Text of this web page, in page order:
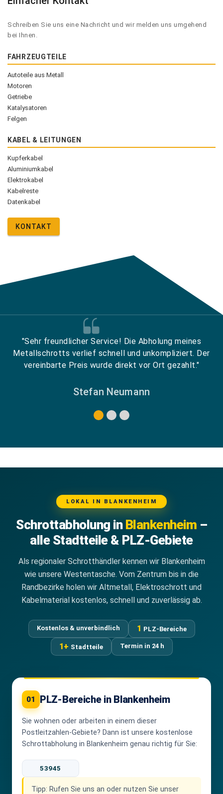
Schreiben Sie uns eine Nachricht und wir melden uns umgehend
bei Ihnen.
FAHRZEUGTEILE
Autoteile aus Metall
Motoren
Getriebe
Katalysatoren
Felgen
KABEL & LEITUNGEN
Kupferkabel
Aluminiumkabel
Elektrokabel
Kabelreste
Datenkabel
KONTAKT
"Sehr freundlicher Service! Die Abholung meines
Metallschrotts verlief schnell und unkompliziert. Der
vereinbarte Preis wurde direkt vor Ort gezahlt."
Stefan Neumann
LOKAL IN BLANKENHEIM
Schrottabholung in Blankenheim –
alle Stadtteile & PLZ-Gebiete
Als regionaler Schrotthändler kennen wir Blankenheim
wie unsere Westentasche. Vom Zentrum bis in die
Randbezirke holen wir Altmetall, Elektroschrott und
Kabelmaterial kostenlos, schnell und zuverlässig ab.
Kostenlos & unverbindlich 1 PLZ-Bereiche
1+ Stadtteile Termin in 24 h
01 PLZ-Bereiche in Blankenheim
Sie wohnen oder arbeiten in einem dieser
Postleitzahlen-Gebiete? Dann ist unsere kostenlose
Schrottabholung in Blankenheim genau richtig für Sie:
53945
Tipp: Rufen Sie uns an oder nutzen Sie unser